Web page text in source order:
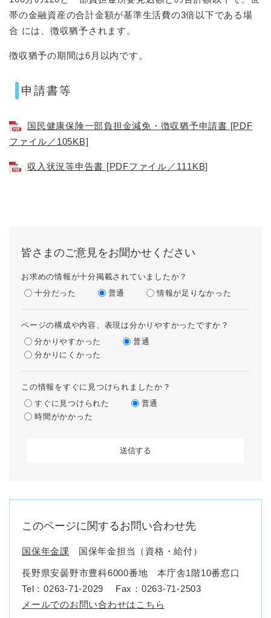
帯の金融資産の合計金額が基準生活費の3倍以下である場
合 には、徴収猶予されます。
徴収猶予の期間は6月以内です。
申請書等
国民健康保険一部負担金減免・徴収猶予申請書 [PDF
ファイル／105KB]
収入状況等申告書 [PDFファイル／111KB]
皆さまのご意見をお聞かせください
お求めの情報が十分掲載されていましたか？
十分だった
普通 情報が足りなかった
ページの構成や内容、表現は分かりやすかったですか？
分かりやすかった
普通
分かりにくかった
この情報をすぐに見つけられましたか？
すぐに見つけられた
普通
時間がかかった
このページに関するお問い合わせ先
国保年金課 国保年金担当（資格・給付）
長野県安曇野市豊科6000番地 本庁舎1階10番窓口
Tel：0263-71-2029
Fax：0263-71-2503
メールでのお問い合わせはこちら